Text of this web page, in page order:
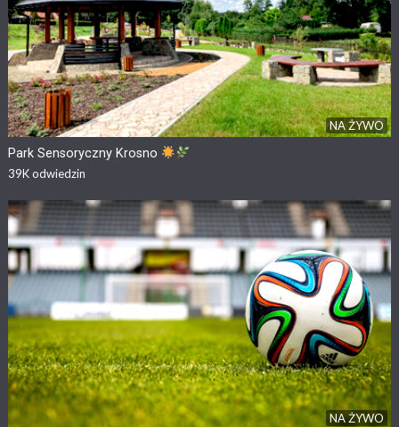
NA ŻYWO
Park Sensoryczny Krosno
39Kodwiedzin
NA ŻYWO